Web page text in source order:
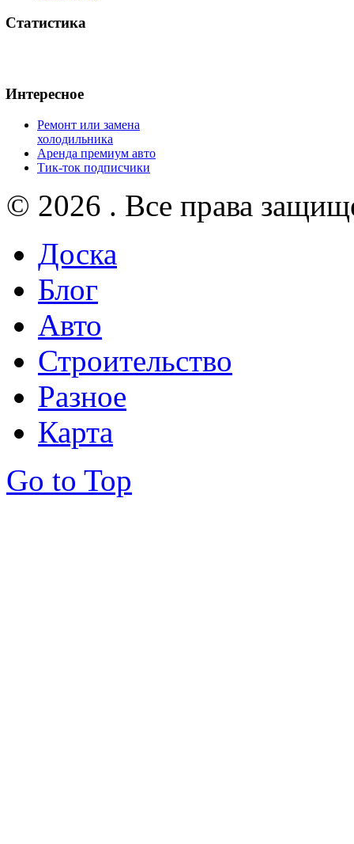
Статистика
Интересное
Ремонт или замена
холодильника
Аренда премиум авто
Тик-ток подписчики
© 2026 . Все права
Доска
Блог
Авто
Строительство
Разное
Карта
Go to Top